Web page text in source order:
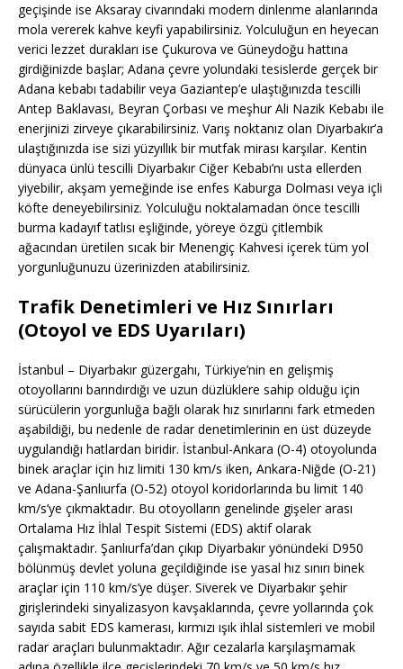
geçişinde ise Aksaray civarındaki modern dinlenme alanlarında
mola vererek kahve keyfi yapabilirsiniz. Yolculuğun en heyecan
verici lezzet durakları ise Çukurova ve Güneydoğu hattına
girdiğinizde başlar; Adana çevre yolundaki tesislerde gerçek bir
Adana kebabı tadabilir veya Gaziantep’e ulaştığınızda tescilli
Antep Baklavası, Beyran Çorbası ve meşhur Ali Nazik Kebabı ile
enerjinizi zirveye çıkarabilirsiniz. Varış noktanız olan Diyarbakır’a
ulaştığınızda ise sizi yüzyıllık bir mutfak mirası karşılar. Kentin
dünyaca ünlü tescilli Diyarbakır Ciğer Kebabı’nı usta ellerden
yiyebilir, akşam yemeğinde ise enfes Kaburga Dolması veya içli
köfte deneyebilirsiniz. Yolculuğu noktalamadan önce tescilli
burma kadayıf tatlısı eşliğinde, yöreye özgü çitlembik
ağacından üretilen sıcak bir Menengiç Kahvesi içerek tüm yol
yorgunluğunuzu üzerinizden atabilirsiniz.
Trafik Denetimleri ve Hız Sınırları
(Otoyol ve EDS Uyarıları)
İstanbul – Diyarbakır güzergahı, Türkiye’nin en gelişmiş
otoyollarını barındırdığı ve uzun düzlüklere sahip olduğu için
sürücülerin yorgunluğa bağlı olarak hız sınırlarını fark etmeden
aşabildiği, bu nedenle de radar denetimlerinin en üst düzeyde
uygulandığı hatlardan biridir. İstanbul-Ankara (O-4) otoyolunda
binek araçlar için hız limiti 130 km/s iken, Ankara-Niğde (O-21)
ve Adana-Şanlıurfa (O-52) otoyol koridorlarında bu limit 140
km/s’ye çıkmaktadır. Bu otoyolların genelinde gişeler arası
Ortalama Hız İhlal Tespit Sistemi (EDS) aktif olarak
çalışmaktadır. Şanlıurfa’dan çıkıp Diyarbakır yönündeki D950
bölünmüş devlet yoluna geçildiğinde ise yasal hız sınırı binek
araçlar için 110 km/s’ye düşer. Siverek ve Diyarbakır şehir
girişlerindeki sinyalizasyon kavşaklarında, çevre yollarında çok
sayıda sabit EDS kamerası, kırmızı ışık ihlal sistemleri ve mobil
radar araçları bulunmaktadır. Ağır cezalarla karşılaşmamak